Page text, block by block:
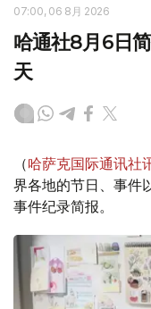
07:00, 06 8月 2026
哈通社8月6日
天
（哈萨克国际通讯社
界各地的节日、事件
事件纪录简报。